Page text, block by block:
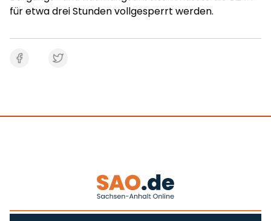
für etwa drei Stunden vollgesperrt werden.